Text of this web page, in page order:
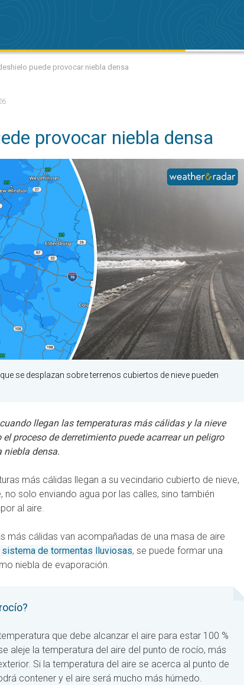
puede provocar niebla densa
provocar niebla densa
se desplazan sobre terrenos cubiertos de nieve pueden
llegan las temperaturas más cálidas y la nieve
el proceso de derretimiento puede acarrear un peligro
niebla densa.
más cálidas llegan a su vecindario cubierto de nieve,
no solo enviando agua por las calles, sino también
al aire.
más cálidas van acompañadas de una masa de aire
sistema de tormentas lluviosas, se puede formar una
niebla de evaporación.
que debe alcanzar el aire para estar 100 %
aleje la temperatura del aire del punto de rocío, más
Si la temperatura del aire se acerca al punto de
contener y el aire será mucho más húmedo.